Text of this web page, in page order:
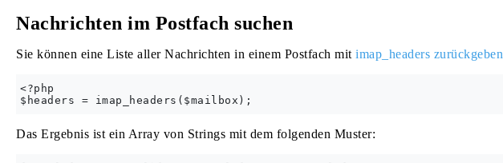
Nachrichten im Postfach suchen
Sie können eine Liste aller Nachrichten in einem Postfach mit imap_headers zurückgeben
<?php
Das Ergebnis ist ein Array von Strings mit dem folgenden Muster: